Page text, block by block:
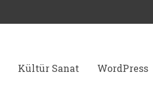
Kültür Sanat WordPress